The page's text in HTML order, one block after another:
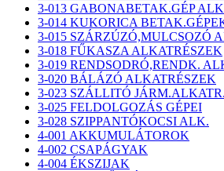
3-013 GABONABETAK.GÉP
3-014 KUKORICA
3-015 SZÁRZÚZÓ,MULCSOZÓ
3-018 FŰKASZA ALKATRÉSZEK
3-019 RENDSODRÓ,RENDK.
3-020 BÁLÁZÓ ALKATRÉSZEK
3-023 SZÁLLITÓ JÁRM.ALKATR.
3-025 FELDOLGOZÁS GÉPEI
3-028 SZIPPANTÓKOCSI ALK.
4-001 AKKUMULÁTOROK
4-002 CSAPÁGYAK
4-004 ÉKSZIJAK